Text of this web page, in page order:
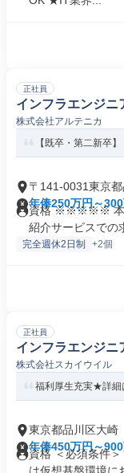
正社員
インフラエンジニ
株式会社アルテニカ
【既卒・第二新卒
〒141-0031東京
年俸250万円～
資格 ※※※※※ 本求
紹介サービスでの
完全週休2日制 +2個
正社員
インフラエンジニ
株式会社スカイウイル
福利厚生充実★詳細
東京都品川区大崎
年俸450万円～
資格 ＜必須条件